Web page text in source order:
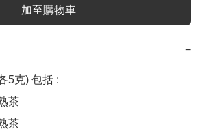
加至購物車
−
5克) 包括 :
茶
茶